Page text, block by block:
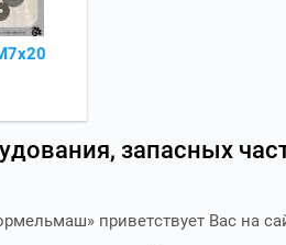
запасных
приветствует Вас на